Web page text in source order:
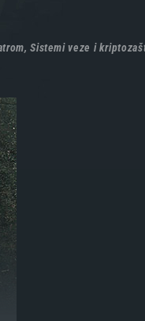
Sistemi veze i